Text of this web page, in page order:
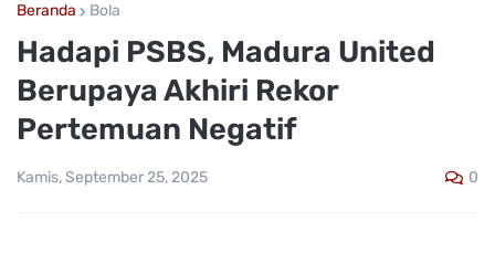
Beranda Bola
Hadapi PSBS, Madura United
Berupaya Akhiri Rekor
Pertemuan Negatif
Kamis, September 25, 2025 0